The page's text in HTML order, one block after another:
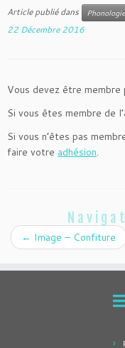
Article publié dans
22 Décembre 2016
Vous devez être membre
Si vous êtes membre de
Si vous n’êtes pas
faire votre adhésion.
← Image – Confiture